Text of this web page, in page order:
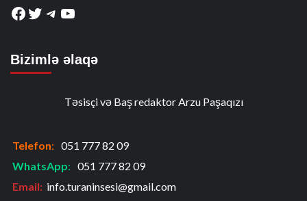
Facebook
Twitter
Telegram
YouTube
Bizimlə əlaqə
Təsisçi və Baş redaktor Arzu Paşaqızı
Telefon: 051 777 82 09
WhatsApp: 051 777 82 09
Email: info.turaninsesi@gmail.com